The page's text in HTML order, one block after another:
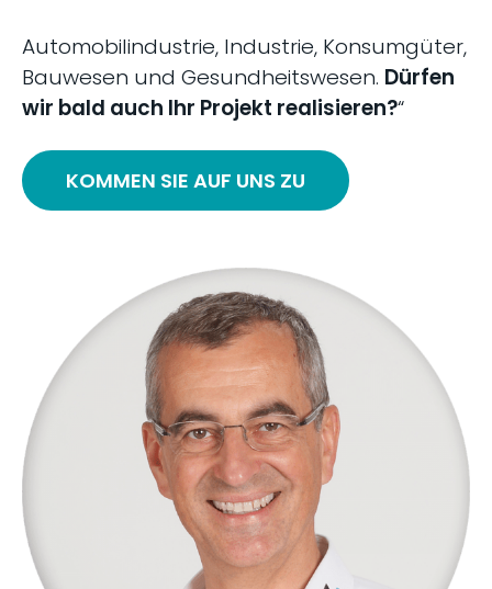
Automobilindustrie, Industrie, Konsumgüter,
Bauwesen und Gesundheitswesen. Dürfen
wir bald auch Ihr Projekt realisieren?“
KOMMEN SIE AUF UNS ZU